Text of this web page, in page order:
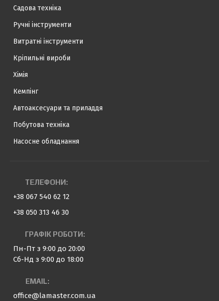
Садова техніка
Ручні інструменти
Витратні інструменти
Кріпильні вироби
Хімія
Кемпінг
Автоаксесуари та приладдя
Побутова техніка
Насосне обладнання
ТЕЛЕФОНИ:
+38 067 540 62 12
+38 050 313 46 30
ГРАФІК РОБОТИ:
Пн-Пт з 9:00 до 20:00
Сб-Нд з 9:00 до 18:00
EMAIL:
office@lamaster.com.ua